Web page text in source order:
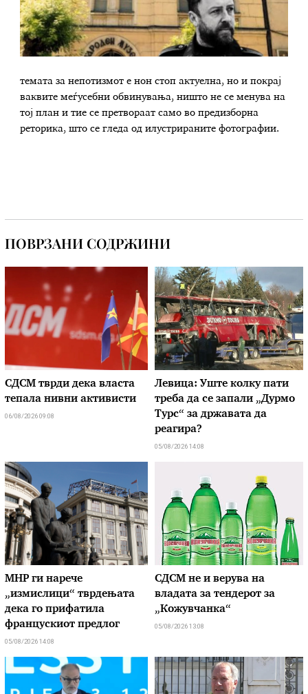
темата за непотизмот е нон стоп актуелна, но и покрај
ваквите меѓусебни обвинувања, ништо не се менува на
тој план и тие се претвораат само во предизборна
реторика, што се гледа од илустрираните фотографии.
ПОВРЗАНИ СОДРЖИНИ
СДСМ тврди дека власта
тепала нивни активисти
06/08/2026 09:08
Левица: Уште колку пати
треба да се запали „Дурмо
Турс“ за државата да
реагира?
05/08/2026 14:08
МНР ги нарече
„измислици“ тврдењата
дека го прифатила
францускиот предлог
05/08/2026 14:08
СДСМ не и верува на
владата за тендерот за
„Кожувчанка“
05/08/2026 13:08